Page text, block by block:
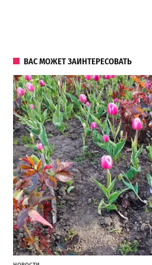
ВАС МОЖЕТ ЗАИНТЕРЕСОВАТЬ